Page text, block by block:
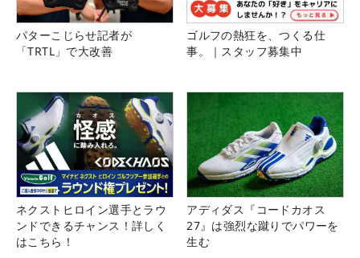
パターこじらせ記者が
「TRTL」で大改善
ゴルフの熱狂を、つくる仕
事。｜スタッフ募集中
ネクストヒロイン選手とラウ
ンドできるチャンス！詳しく
はこちら！
アディダス『コードカオス
27』は強烈な蹴りでパワーを
生む